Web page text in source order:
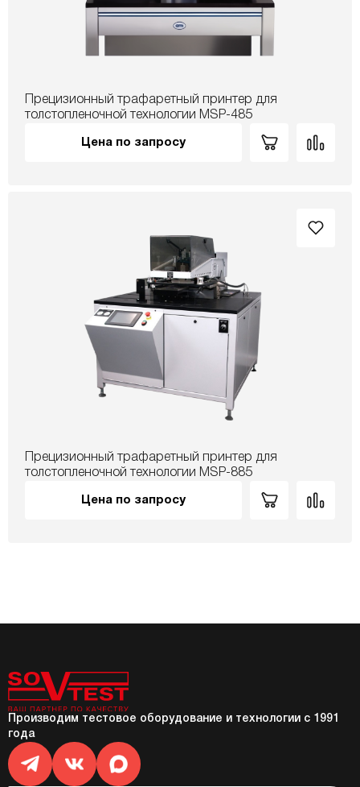
Прецизионный трафаретный принтер для
толстопленочной технологии MSP-485
Цена по запросу
Прецизионный трафаретный принтер для
толстопленочной технологии MSP-885
Цена по запросу
Производим тестовое оборудование и технологии с 1991
года